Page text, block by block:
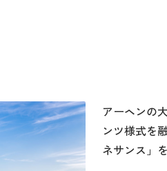
アーヘンの
ンツ様式を
ネサンス」